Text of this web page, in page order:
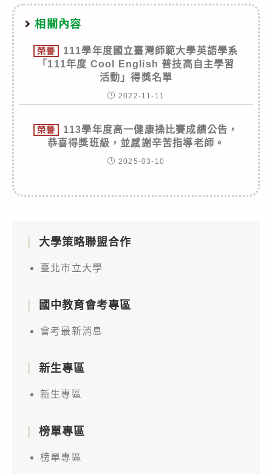
相關內容
榮譽
111學年度國立臺灣師範大學英語學系
「111年度 Cool English 普技高自主學習
活動」得獎名單
2022-11-11
榮譽
113學年度高一健康操比賽成績公告，
恭喜得獎班級，並感謝辛苦指導老師。
2025-03-10
大學策略聯盟合作
臺北市立大學
國中教育會考專區
會考最新消息
新生專區
新生專區
榜單專區
榜單專區